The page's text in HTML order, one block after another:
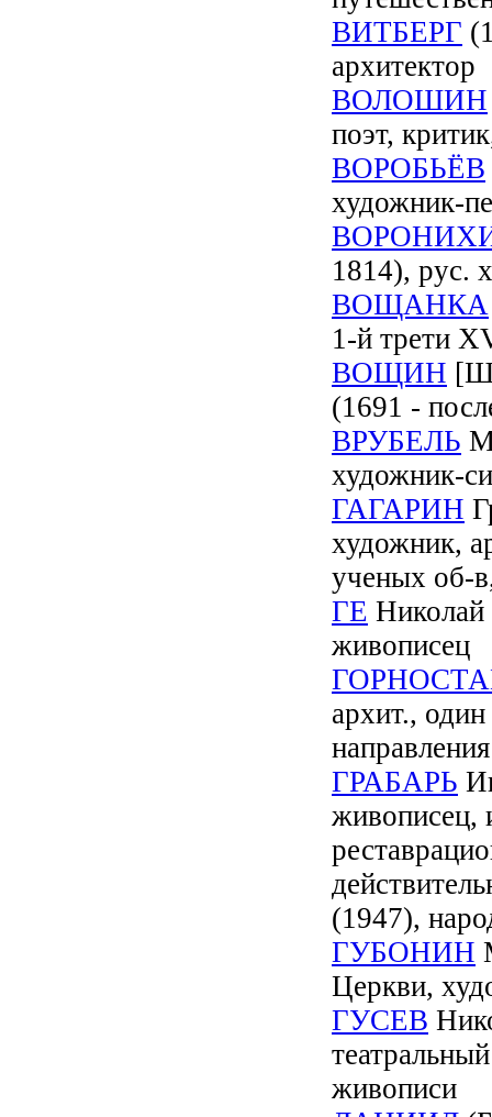
ВИТБЕРГ
архитектор
ВОЛОШИН
поэт,
ВОРОБЬЁВ
художник-
1814), рус.
ВОЩАНКА
1-й трети
ВОЩИН
(1691 -
ВРУБЕЛЬ
художник-
ГАГАРИН
художник,
ученых об-
ГЕ Николай
живописец
архит.,
ГРАБАРЬ
живописец,
(1947),
ГУБОНИН
Церкви,
ГУСЕВ
живописи